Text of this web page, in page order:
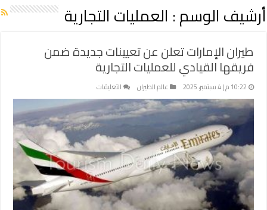
أرشيف الوسم : العمليات التجارية
طيران الإمارات تعلن عن تعيينات جديدة ضمن
فريقها القيادي للعمليات التجارية
10:22 م | 4 سبتمبر، 2025 عالم الطيران التعليقات
طيران
الإمارات
تعلن
عن
تعيينات
جديدة
ضمن
فريقها
القيادي